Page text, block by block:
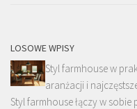
LOSOWE WPISY
Styl farmhouse w
aranżacji i
Styl farmhouse łączy w